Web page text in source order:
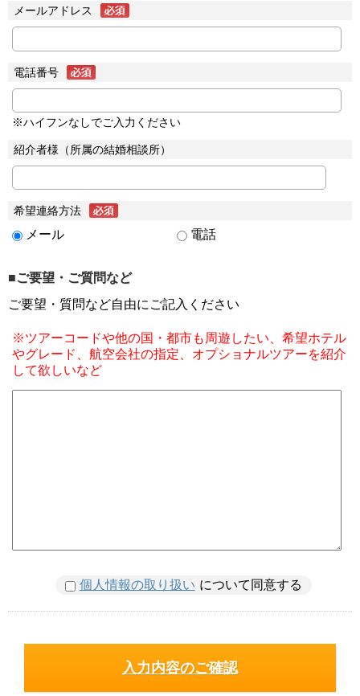
メールアドレス
電話番号
※ハイフンなしでご入力ください
紹介者様（所属の結婚相談所）
希望連絡方法
メール 電話
■ご要望・ご質問など
ご要望・質問など自由にご記入ください
※ツアーコードや他の国・都市も周遊したい、希望ホテル
やグレード、航空会社の指定、オプショナルツアーを紹介
して欲しいなど
個人情報の取り扱い について同意する